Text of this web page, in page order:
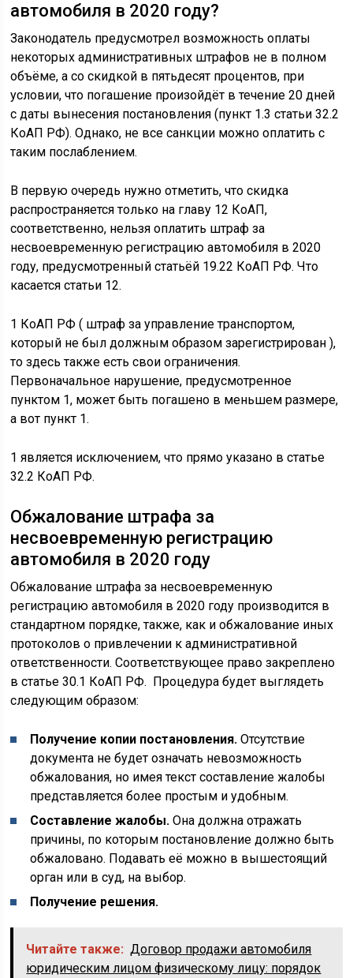
автомобиля в 2020 году?
Законодатель предусмотрел возможность оплаты
некоторых административных штрафов не в полном
объёме, а со скидкой в пятьдесят процентов, при
условии, что погашение произойдёт в течение 20 дней
с даты вынесения постановления (пункт 1.3 статьи 32.2
КоАП РФ). Однако, не все санкции можно оплатить с
таким послаблением.
В первую очередь нужно отметить, что скидка
распространяется только на главу 12 КоАП,
соответственно, нельзя оплатить штраф за
несвоевременную регистрацию автомобиля в 2020
году, предусмотренный статьёй 19.22 КоАП РФ. Что
касается статьи 12.
1 КоАП РФ ( штраф за управление транспортом,
который не был должным образом зарегистрирован ),
то здесь также есть свои ограничения.
Первоначальное нарушение, предусмотренное
пунктом 1, может быть погашено в меньшем размере,
а вот пункт 1.
1 является исключением, что прямо указано в статье
32.2 КоАП РФ.
Обжалование штрафа за
несвоевременную регистрацию
автомобиля в 2020 году
Обжалование штрафа за несвоевременную
регистрацию автомобиля в 2020 году производится в
стандартном порядке, также, как и обжалование иных
протоколов о привлечении к административной
ответственности. Соответствующее право закреплено
в статье 30.1 КоАП РФ. Процедура будет выглядеть
следующим образом:
Получение копии постановления. Отсутствие
документа не будет означать невозможность
обжалования, но имея текст составление жалобы
представляется более простым и удобным.
Составление жалобы. Она должна отражать
причины, по которым постановление должно быть
обжаловано. Подавать её можно в вышестоящий
орган или в суд, на выбор.
Получение решения.
Читайте также: Договор продажи автомобиля
юридическим лицом физическому лицу: порядок